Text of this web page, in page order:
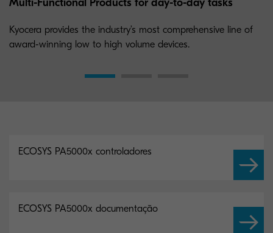
Kyocera provides the industry’s most comprehensive line of
award-winning low to high volume devices.
ECOSYS PA5000x controladores
ECOSYS PA5000x documentação